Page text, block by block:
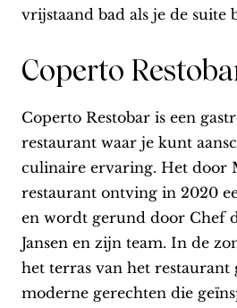
vrijstaand bad als je de suite
Coperto
Coperto Restobar is een
restaurant waar je kunt
culinaire ervaring. Het door
restaurant ontving in 2020
en wordt gerund door Chef
Jansen en zijn team. In de
het terras van het restaurant
moderne gerechten die